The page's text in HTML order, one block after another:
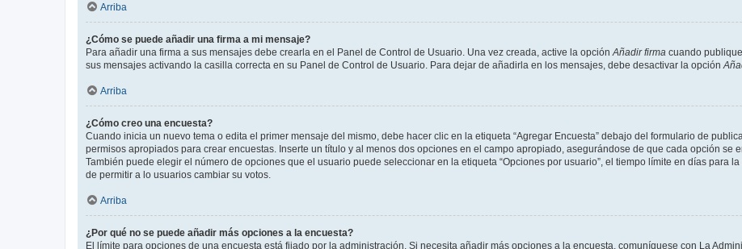
Arriba
¿Cómo se puede añadir una firma a mi mensaje?
Para añadir una firma a sus mensajes debe crearla en el Panel de Control de Usuario. Una vez creada, active la opción Añadir firma cuando
sus mensajes activando la casilla correcta en su Panel de Control de Usuario. Para dejar de añadirla en los mensajes, debe desactivar la opción
Arriba
¿Cómo creo una encuesta?
Cuando inicia un nuevo tema o edita el primer mensaje del mismo, debe hacer clic en la etiqueta “Agregar Encuesta” debajo del formulario de
permisos apropiados para crear encuestas. Inserte un título y al menos dos opciones en el campo apropiado, asegurándose de que cada opción se
También puede elegir el número de opciones que el usuario puede seleccionar en la etiqueta “Opciones por usuario”, el tiempo límite en días para
de permitir a lo usuarios cambiar su votos.
Arriba
¿Por qué no se puede añadir más opciones a la encuesta?
El límite para opciones de una encuesta está fijado por la administración. Si necesita añadir más opciones a la encuesta, comuníquese con La